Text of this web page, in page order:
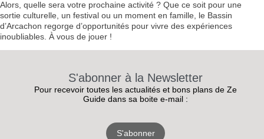
Alors, quelle sera votre prochaine activité ? Que ce soit pour une
sortie culturelle, un festival ou un moment en famille, le Bassin
d’Arcachon regorge d’opportunités pour vivre des expériences
inoubliables. À vous de jouer !
S'abonner à la Newsletter
Pour recevoir toutes les actualités et bons plans de Ze
Guide dans sa boite e-mail :
S'abonner